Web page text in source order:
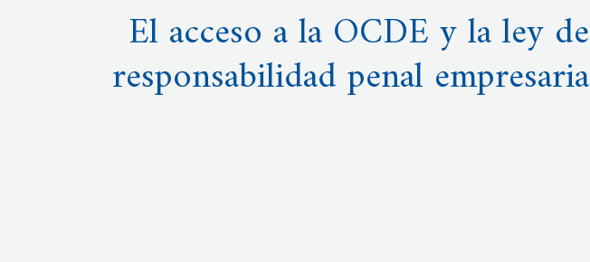
El acceso a la OCDE y la ley de
responsabilidad penal empresaria